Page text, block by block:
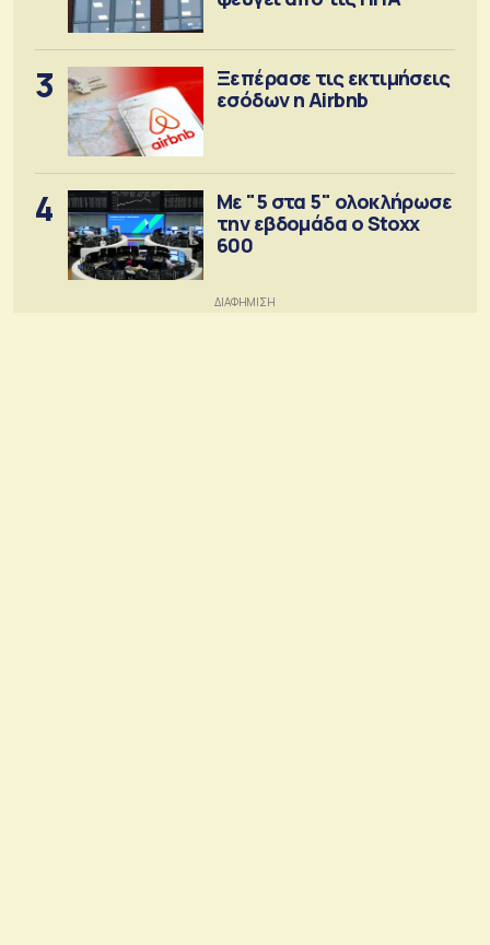
3
Ξεπέρασε τις εκτιμήσεις
εσόδων η Airbnb
4
Με "5 στα 5" ολοκλήρωσε
την εβδομάδα ο Stoxx
600